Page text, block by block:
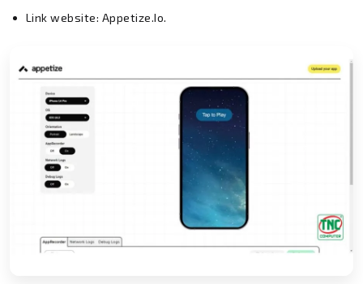
Link website: Appetize.Io.